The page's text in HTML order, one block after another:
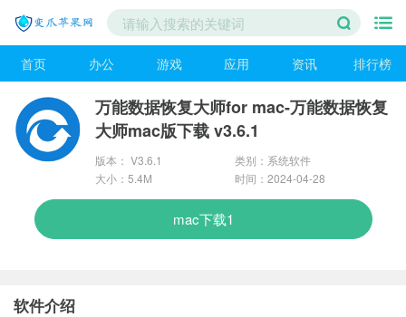
首页 办公 游戏 应用 资讯 排行榜
万能数据恢复大师for mac-万能数据恢复
大师mac版下载 v3.6.1
版本： V3.6.1
类别：系统软件
大小：5.4M
时间：2024-04-28
mac下载1
软件介绍